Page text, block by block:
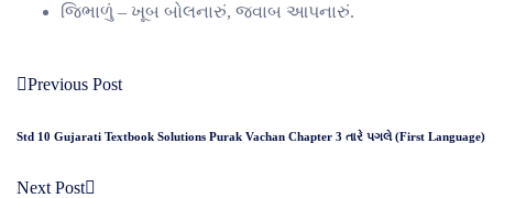
જિભાળું – ખૂબ બોલનારું, જવાબ આપનારું.
Previous Post
Std 10 Gujarati Textbook Solutions Purak Vachan Chapter 3 તારે પગલે (First Language)
Next Post